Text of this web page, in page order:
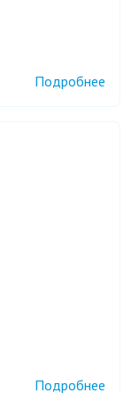
Подробнее
Подробнее